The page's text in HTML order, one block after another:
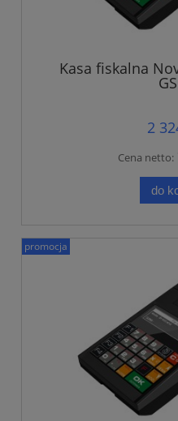
Kasa fiskalna
2
Cena netto:
do
promocja